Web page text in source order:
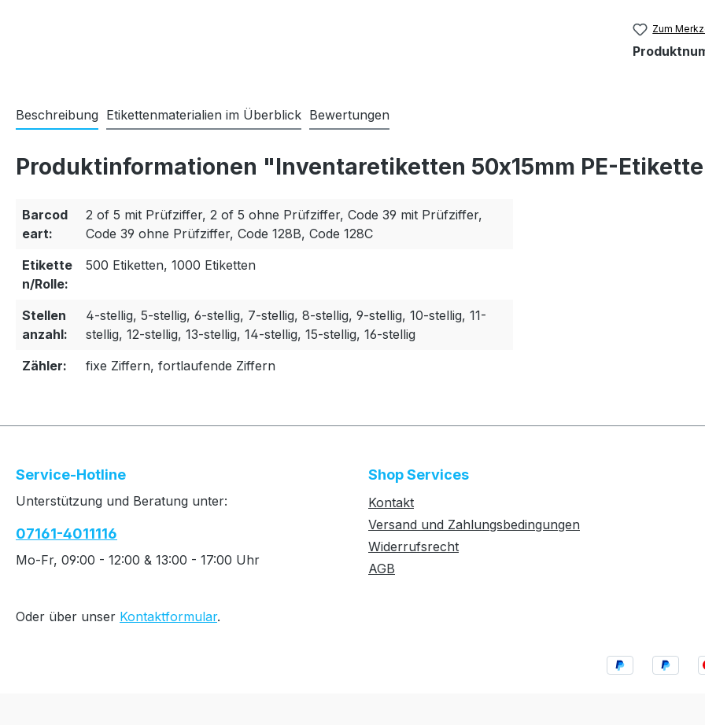
Zum
Beschreibung Etikettenmaterialien im Überblick Bewertungen
Produktinformationen "Inventaretiketten 50x15mm PE-
Barcod
eart:
2 of 5 mit Prüfziffer, 2 of 5 ohne Prüfziffer, Code 39 mit Prüfziffer,
Code 39 ohne Prüfziffer, Code 128B, Code 128C
Etikette
n/Rolle:
500 Etiketten, 1000 Etiketten
Stellen
anzahl:
4-stellig, 5-stellig, 6-stellig, 7-stellig, 8-stellig, 9-stellig, 10-stellig, 11-
stellig, 12-stellig, 13-stellig, 14-stellig, 15-stellig, 16-stellig
Zähler:
fixe Ziffern, fortlaufende Ziffern
Service-Hotline
Unterstützung und Beratung unter:
07161-4011116
Mo-Fr, 09:00 - 12:00 & 13:00 - 17:00 Uhr
Oder über unser Kontaktformular.
Shop Services
Kontakt
Versand und Zahlungsbedingungen
Widerrufsrecht
AGB